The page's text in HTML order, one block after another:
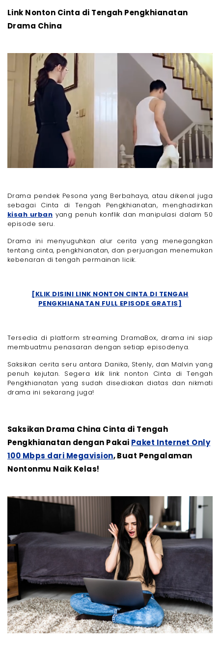
Link Nonton Cinta di Tengah Pengkhianatan
Drama China
Drama pendek Pesona yang Berbahaya, atau dikenal juga
sebagai Cinta di Tengah Pengkhianatan, menghadirkan
kisah urban yang penuh konflik dan manipulasi dalam 50
episode seru.
Drama ini menyuguhkan alur cerita yang menegangkan
tentang cinta, pengkhianatan, dan perjuangan menemukan
kebenaran di tengah permainan licik.
[KLIK DISINI LINK NONTON CINTA DI TENGAH
PENGKHIANATAN FULL EPISODE GRATIS]
Tersedia di platform streaming DramaBox, drama ini siap
membuatmu penasaran dengan setiap episodenya.
Saksikan cerita seru antara Danika, Stenly, dan Malvin yang
penuh kejutan. Segera klik link nonton Cinta di Tengah
Pengkhianatan yang sudah disediakan diatas dan nikmati
drama ini sekarang juga!
Saksikan Drama China Cinta di Tengah
Pengkhianatan dengan Pakai Paket Internet Only
100 Mbps dari Megavision, Buat Pengalaman
Nontonmu Naik Kelas!